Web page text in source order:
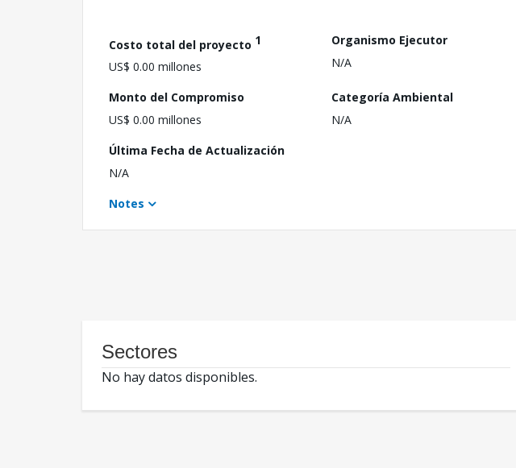
Costo total del proyecto 1
US$ 0.00 millones
Organismo Ejecutor
N/A
Monto del Compromiso
US$ 0.00 millones
Categoría Ambiental
N/A
Última Fecha de Actualización
N/A
Notes
Sectores
No hay datos disponibles.